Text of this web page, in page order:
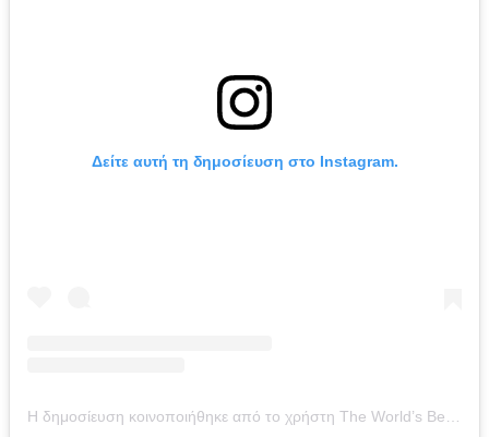
Δείτε αυτή τη δημοσίευση στο Instagram.